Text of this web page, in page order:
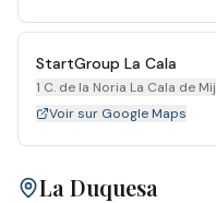
StartGroup La Cala
1 C. de la Noria La Cala de
Voir sur Google Maps
La Duquesa